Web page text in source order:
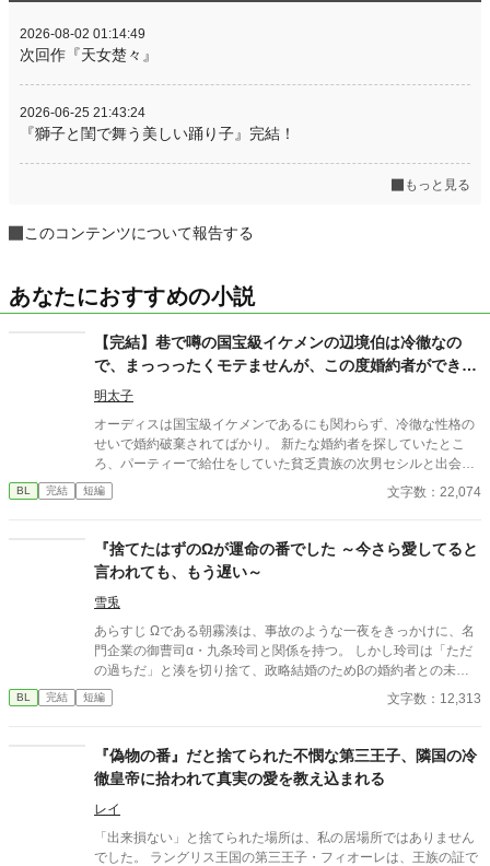
2026-08-02 01:14:49
次回作『天女楚々』
2026-06-25 21:43:24
『獅子と閨で舞う美しい踊り子』完結！
もっと見る
このコンテンツについて報告する
あなたにおすすめの小説
【完結】巷で噂の国宝級イケメンの辺境伯は冷徹なの
で、まっっったくモテませんが、この度婚約者ができま
した。
明太子
オーディスは国宝級イケメンであるにも関わらず、冷徹な性格の
せいで婚約破棄されてばかり。 新たな婚約者を探していたとこ
ろ、パーティーで給仕をしていた貧乏貴族の次男セシルと出会
い、一目惚れしてしまう。 しかし、恋愛偏差値がほぼ０のオーデ
ィスのアプローチは空回りするわ、前婚約者のフランチェスカの
徹だったはずなのに溺愛まっしぐらのオーディスと元気だけどお
っちょこちょいなセシルのドタバタラブコメです。
BL 完結 短編 文字数：22,074
『捨てたはずのΩが運命の番でした ～今さら愛してると
言われても、もう遅い～
雪兎
あらすじ Ωである朝霧湊は、事故のような一夜をきっかけに、名
門企業の御曹司α・九条玲司と関係を持つ。 しかし玲司は「ただ
の過ちだ」と湊を切り捨て、政略結婚のためβの婚約者との未来
を選んだ。 深く傷ついた湊は、彼の前から姿を消す。 数か月後―
―。 湊の身体は、これまで誰も知らなかった希少な『遅咲きΩ』
たと知る。 「戻ってきてくれ」 今さら必死に追いかけてくる玲
司。 だが湊の隣には、自分を支え続けてくれた医師のα・神崎伊
織がいた。 「あなたは俺を捨てたでしょう」 後悔に苦しむα、執
着する第二のα、そして希少Ωを巡る陰謀。 もう二度と傷つきた
くないΩが最後に選ぶ相手とは――。 捨てた側の後悔と執着が加
速する、すれ違いオメガバースBL。
BL 完結 短編 文字数：12,313
『偽物の番』だと捨てられた不憫な第三王子、隣国の冷
徹皇帝に拾われて真実の愛を教え込まれる
レイ
「出来損ない」と捨てられた場所は、私の居場所ではありません
でした。 ラングリス王国の第三王子・フィオーレは、王族の証で